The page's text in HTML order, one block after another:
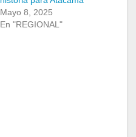
Mayo 8, 2025
En "REGIONAL"